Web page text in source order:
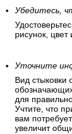
Убедитесь,
рисунок, цвет
Уточните
Вид стыковки
для
Учтите, что
вам
увеличит